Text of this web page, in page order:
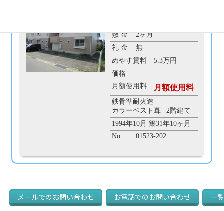
メールでの お問い合わせ お電話での お問い合わせ 一